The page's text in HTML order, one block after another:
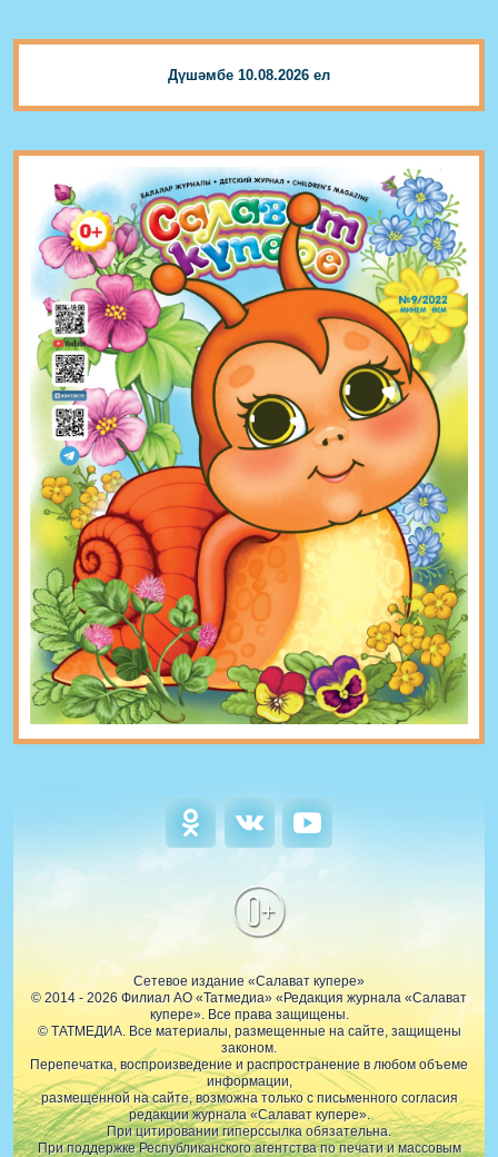
Дүшәмбе 10.08.2026 ел
0+
Сетевое издание «Салават купере»
© 2014 - 2026 Филиал АО «Татмедиа» «Редакция журнала «Салават
купере». Все права защищены.
© ТАТМЕДИА. Все материалы, размещенные на сайте, защищены
законом.
Перепечатка, воспроизведение и распространение в любом объеме
информации,
размещенной на сайте, возможна только с письменного согласия
редакции журнала «Салават купере».
При цитировании гиперссылка обязательна.
При поддержке Республиканского агентства по печати и массовым